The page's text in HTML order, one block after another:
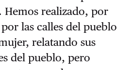
Hemos realizado, por
las calles del pueblo
relatando sus
del pueblo, pero